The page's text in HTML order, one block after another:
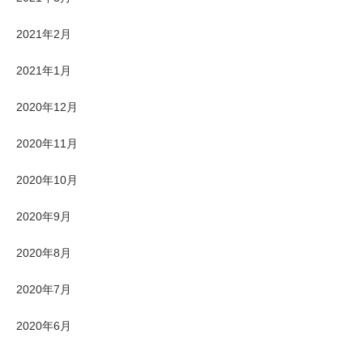
2021年2月
2021年1月
2020年12月
2020年11月
2020年10月
2020年9月
2020年8月
2020年7月
2020年6月